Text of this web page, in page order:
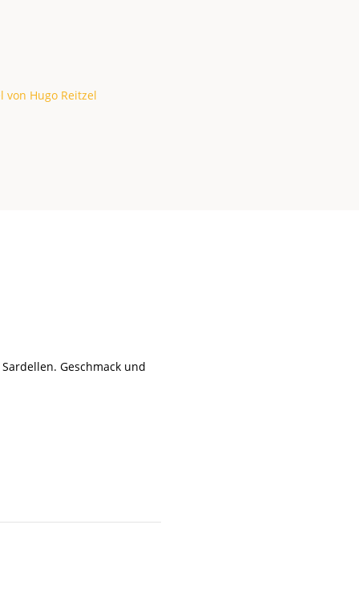
von Hugo Reitzel
Geschmack und